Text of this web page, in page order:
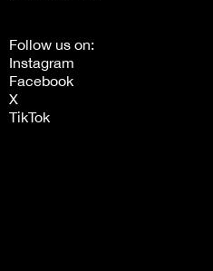
Follow us on:
Instagram
Facebook
X
TikTok